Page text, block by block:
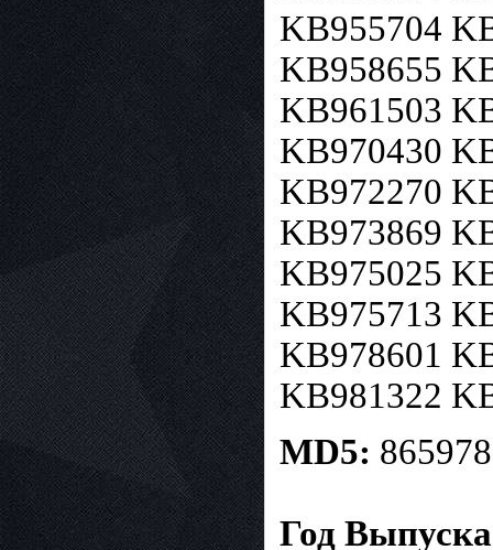
KB955704
KB958655
KB961503
KB970430
KB972270
KB973869
KB975025
KB975713
KB978601
KB981322
MD5:
Год